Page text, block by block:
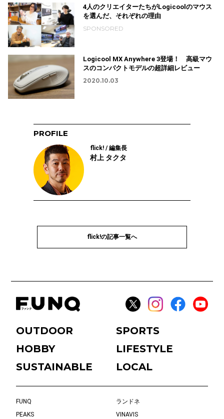
4人のクリエイターたちがLogicoolのマウス
を選んだ、それぞれの理由
SPONSORED
Logicool MX Anywhere 3登場！ 高級マウ
スのコンパクトモデルの超詳細レビュー
2020.10.03
PROFILE
flick! / 編集長
村上 タクタ
flick!の記事一覧へ
OUTDOOR
SPORTS
HOBBY
LIFESTYLE
SUSTAINABLE
LOCAL
FUNQ
ランドネ
PEAKS
VINAVIS